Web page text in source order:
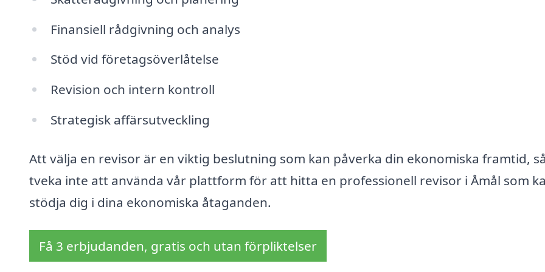
Finansiell rådgivning och analys
Stöd vid företagsöverlåtelse
Revision och intern kontroll
Strategisk affärsutveckling
Att välja en revisor är en viktig beslutning som kan påverka din ekonomiska framtid,
tveka inte att använda vår plattform för att hitta en professionell revisor i Åmål som
stödja dig i dina ekonomiska åtaganden.
Få 3 erbjudanden, gratis och utan förpliktelser